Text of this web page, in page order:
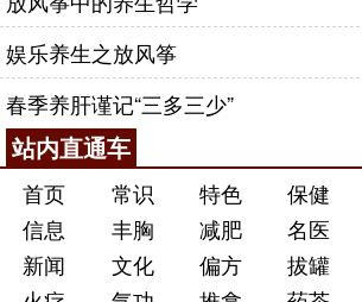
娱乐养生之放风筝
春季养肝谨记“三多三少”
站内直通车
首页 常识 特色 保健
信息
丰胸 减肥 名医
新闻
文化 偏方 拔罐